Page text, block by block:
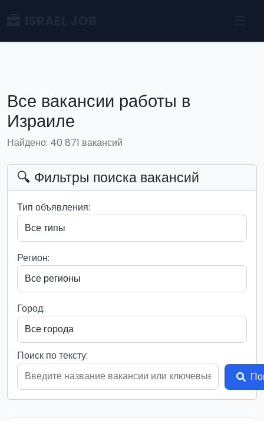
Все вакансии работы в
Израиле
Найдено: 40 871 вакансий
🔍 Фильтры поиска вакансий
Тип объявления:
Регион:
Город:
Поиск по тексту: